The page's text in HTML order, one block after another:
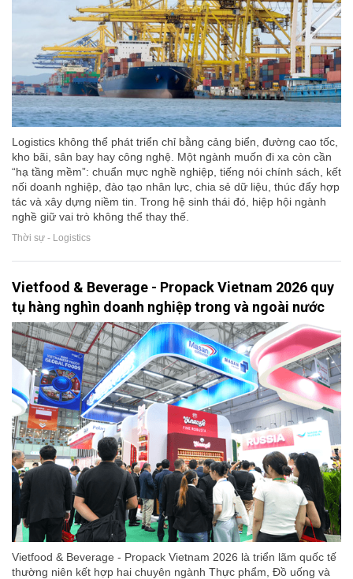
Logistics không thể phát triển chỉ bằng cảng biển, đường cao tốc,
kho bãi, sân bay hay công nghệ. Một ngành muốn đi xa còn cần
“hạ tầng mềm”: chuẩn mực nghề nghiệp, tiếng nói chính sách, kết
nối doanh nghiệp, đào tạo nhân lực, chia sẻ dữ liệu, thúc đẩy hợp
tác và xây dựng niềm tin. Trong hệ sinh thái đó, hiệp hội ngành
nghề giữ vai trò không thể thay thế.
Thời sự - Logistics
Vietfood & Beverage - Propack Vietnam 2026 quy
tụ hàng nghìn doanh nghiệp trong và ngoài nước
Vietfood & Beverage - Propack Vietnam 2026 là triển lãm quốc tế
thường niên kết hợp hai chuyên ngành Thực phẩm, Đồ uống và